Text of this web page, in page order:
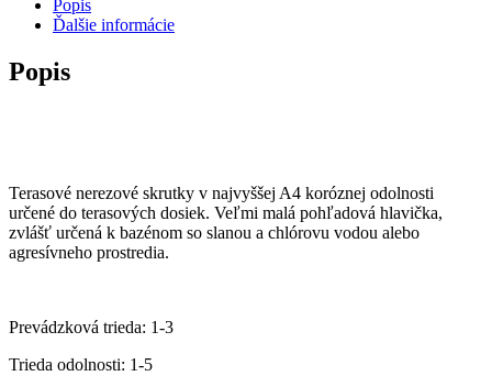
Popis
Ďalšie informácie
Popis
Terasové nerezové skrutky v najvyššej A4 koróznej odolnosti
určené do terasových dosiek. Veľmi malá pohľadová hlavička,
zvlášť určená k bazénom so slanou a chlórovu vodou alebo
agresívneho prostredia.
Prevádzková trieda: 1-3
Trieda odolnosti: 1-5